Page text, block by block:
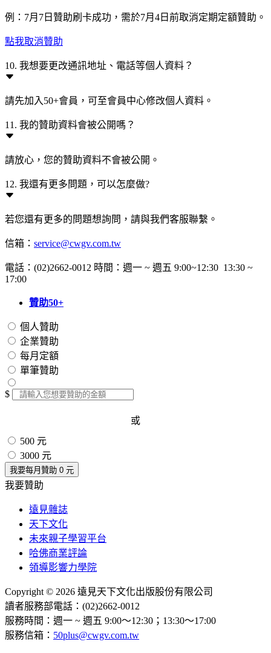
例：7月7日贊助刷卡成功，需於7月4日前取消定期定額贊助。
點我取消贊助
10. 我想要更改通訊地址、電話等個人資料？
請先加入50+會員，可至會員中心修改個人資料。
11. 我的贊助資料會被公開嗎？
請放心，您的贊助資料不會被公開。
12. 我還有更多問題，可以怎麼做?
若您還有更多的問題想詢問，請與我們客服聯繫。
信箱： service@cwgv.com.tw
電話：(02)2662-0012 時間：週一 ~ 週五 9:00~12:30 13:30 ~
17:00
贊助50+
個人贊助
企業贊助
每月定額
單筆贊助
$
或
500 元
3000 元
我要每月贊助 0 元
我要贊助
遠見雜誌
天下文化
未來親子學習平台
哈佛商業評論
領導影響力學院
Copyright © 2026 遠見天下文化出版股份有限公司
讀者服務部電話：(02)2662-0012
服務時間：週一 ~ 週五 9:00～12:30；13:30～17:00
服務信箱： 50plus@cwgv.com.tw